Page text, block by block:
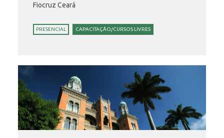
Fiocruz Ceará
PRESENCIAL CAPACITAÇÃO/CURSOS LIVRES